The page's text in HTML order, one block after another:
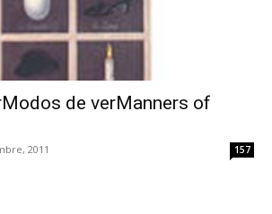
de verManners of
2011 157